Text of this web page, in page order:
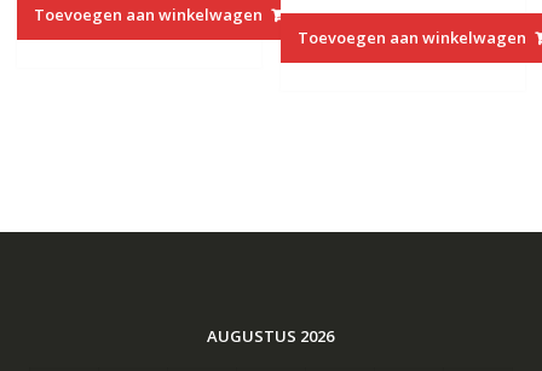
Toevoegen aan winkelwagen
Toevoegen aan winkelwagen
AUGUSTUS 2026